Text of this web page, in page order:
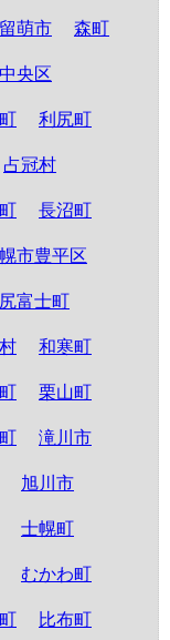
留萌市 森町
央区
利尻町
占冠村
長沼町
市豊平区
富士町
和寒町
栗山町
滝川市
旭川市
士幌町
むかわ町
比布町